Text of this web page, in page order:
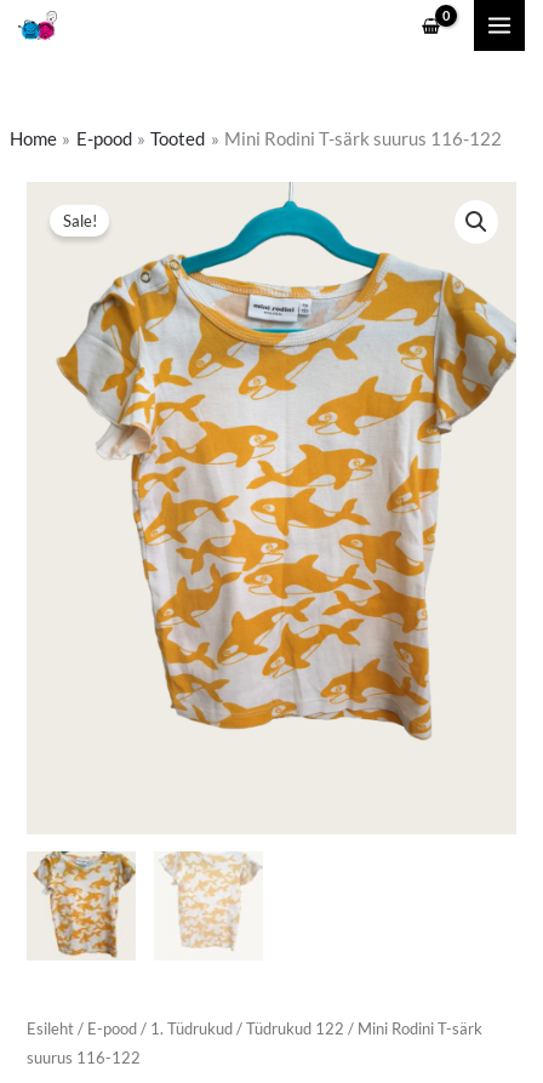
Skip
Home E-pood Tooted Mini Rodini T-särk suurus 116-122
Sale!
Esileht/ E-pood/ 1. Tüdrukud/Tüdrukud 122 / Mini Rodini T-särk
suurus 116-122
Algne
hind
oli:
5,90 €.
Praegune
hind
on:
3,50 €.
Rodini
116-